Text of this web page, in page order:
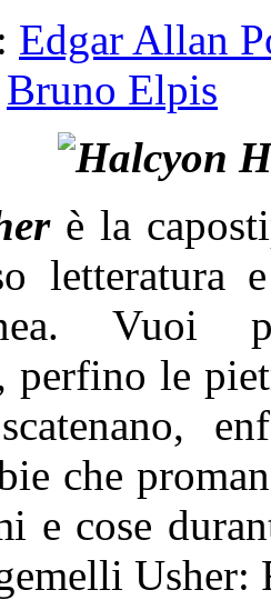
Edgar Allan
Bruno Elpis
è la
letteratura
Vuoi
perfino le
che
e cose
Usher: